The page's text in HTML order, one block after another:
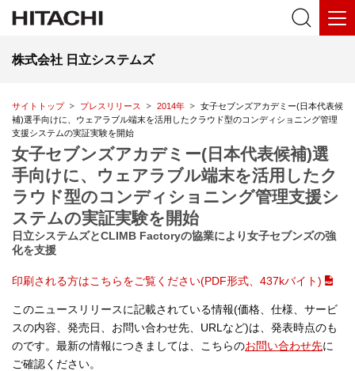
株式会社 日立システムズ
サイトトップ プレスリリース 2014年
女子セブンズアカデミー(日本代表候
補)選手向けに、ウェアラブル端末を活用したクラウド型のコンディショニング管理
支援システムの実証実験を開始
女子セブンズアカデミー(日本代表候補)選
手向けに、ウェアラブル端末を活用したク
ラウド型のコンディショニング管理支援シ
ステムの実証実験を開始
日立システムズとCLIMB Factoryの協業により女子セブンズの強
化を支援
印刷される方はこちらをご覧ください(PDF形式、437kバイト)
このニュースリリースに記載されている情報(価格、仕様、サービ
スの内容、発売日、お問い合わせ先、URLなど)は、発表時点のも
のです。最新の情報につきましては、こちらのお問い合わせ先に
ご確認ください。